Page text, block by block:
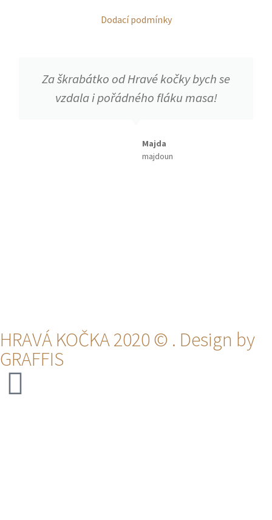
Dodací podmínky
Za škrabátko od Hravé kočky bych se
vzdala i pořádného fláku masa!
Majda
majdoun
HRAVÁ KOČKA 2020 © . Design by
GRAFFIS